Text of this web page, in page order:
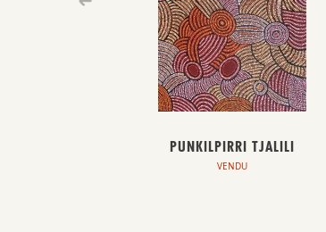
PUNKILPIRRI TJALILI
VENDU